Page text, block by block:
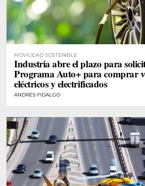
MOVILIDAD SOSTENIBLE
Industria abre el plazo para
Programa Auto+ para comprar
eléctricos y electrificados
ANDRÉS FIDALGO